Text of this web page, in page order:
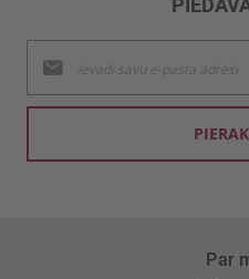
jaunumu
saņemšanai:
Par